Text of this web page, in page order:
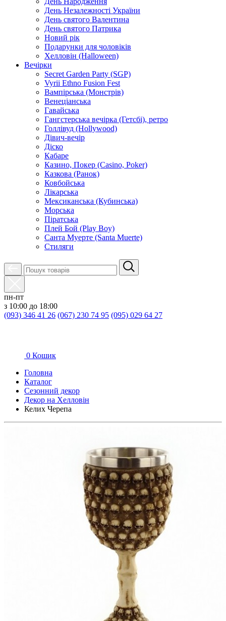
День Незалежності України
День святого Валентина
День святого Патрика
Новий рік
Подарунки для чоловіків
Хелловін (Halloween)
Вечірки
Secret Garden Party (SGP)
Vyrii Ethno Fusion Fest
Вампірська (Монстрів)
Венеціанська
Гавайська
Гангстерська вечірка (Гетсбі), ретро
Голлівуд (Hollywood)
Дівич-вечір
Діско
Кабаре
Казино, Покер (Casino, Poker)
Казкова (Ранок)
Ковбойська
Лікарська
Мексиканська (Кубинська)
Морська
Піратська
Плей Бой (Play Boy)
Санта Муерте (Santa Muerte)
Стиляги
пн-пт
з 10:00 до 18:00
(093) 346 41 26 (067) 230 74 95 (095) 029 64 27
0 Кошик
Головна
Каталог
Сезонний декор
Декор на Хелловін
Келих Черепа